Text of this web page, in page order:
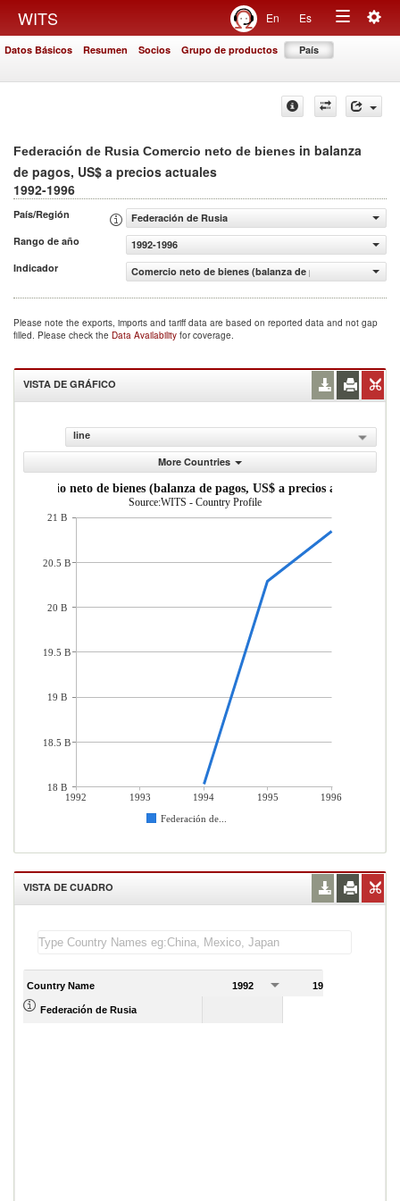
WITS En Es
Toggle
Datos Básicos Resumen Socios Grupo de productos País
Federación de Rusia Comercio neto de bienes in balanza
de pagos, US$ a precios actuales
1992-1996
País/Región
Federación de Rusia
Rango de año
1992-1996
Indicador
Comercio neto de bienes (balanza de pagos, US$ a
Please note the exports, imports and tariff data are based on reported data and not gap
filled. Please check the Data Availability for coverage.
VISTA DE GRÁFICO
line
More Countries
Comercio neto de bienes (balanza de pagos, US$ a precios actuales)
Source:WITS - Country Profile
1992 1993 1994 1995
1996
Federación de...
21 B
20.5 B
20 B
19.5 B
19 B
18.5 B
18 B
VISTA DE CUADRO
Country Name 1992 1993
Federación de Rusia